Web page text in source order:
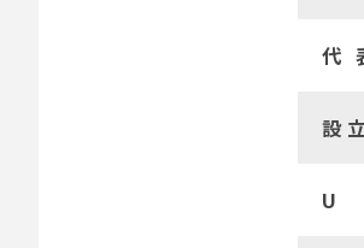
代
設
U